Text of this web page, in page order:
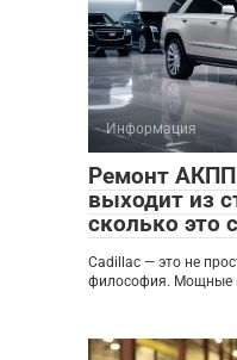
Информация
Ремонт
выходит из
сколько это
Cadillac — это не
философия. Мощные